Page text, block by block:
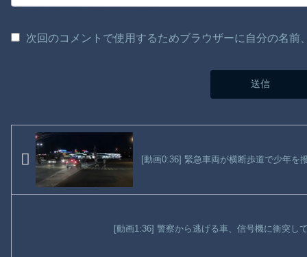
次回のコメントで使用するためブラウザーに自分の名
[動画0:36] 緊急車両が横断歩道で少年を
[動画1:36] 警察から逃げる車、信号機に衝突し